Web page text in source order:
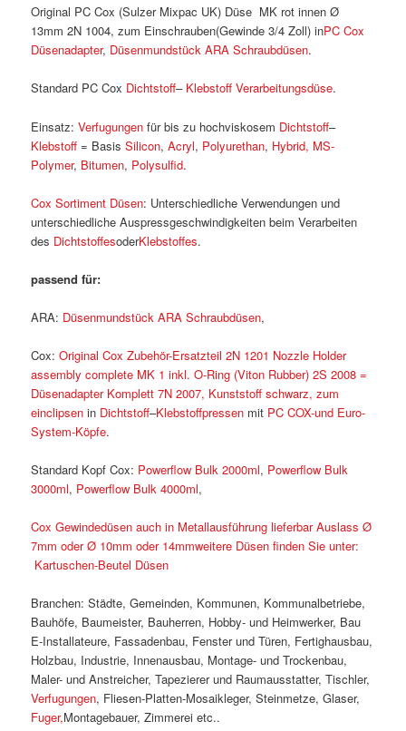
Original PC Cox (Sulzer Mixpac UK) Düse MK rot innen Ø
13mm 2N 1004, zum Einschrauben(Gewinde 3/4 Zoll) inPC Cox
Düsenadapter, Düsenmundstück ARA Schraubdüsen.
Standard PC Cox Dichtstoff– Klebstoff Verarbeitungsdüse.
Einsatz:Verfugungen für bis zu hochviskosem Dichtstoff–
Klebstoff = BasisSilicon,Acryl, Polyurethan, Hybrid, MS-
Polymer, Bitumen, Polysulfid.
Cox Sortiment Düsen: Unterschiedliche Verwendungen und
unterschiedliche Auspressgeschwindigkeiten beim Verarbeiten
des DichtstoffesoderKlebstoffes.
passend für:
ARA: Düsenmundstück ARA Schraubdüsen,
Cox:Original Cox Zubehör-Ersatzteil 2N 1201 Nozzle Holder
assembly complete MK 1 inkl. O-Ring (Viton Rubber) 2S 2008 =
Düsenadapter Komplett 7N 2007, Kunststoff schwarz, zum
einclipsen in Dichtstoff–Klebstoffpressen mit PC COX-und Euro-
System-Köpfe.
Standard Kopf Cox: Powerflow Bulk 2000ml, Powerflow Bulk
3000ml, Powerflow Bulk 4000ml,
Cox Gewindedüsen auch in Metallausführung lieferbar Auslass Ø
7mm oder Ø 10mm oder 14mmweitere Düsen finden Sie unter:
Kartuschen-Beutel Düsen
Branchen: Städte, Gemeinden, Kommunen, Kommunalbetriebe,
Bauhöfe, Baumeister, Bauherren, Hobby- und Heimwerker, Bau
E-Installateure, Fassadenbau, Fenster und Türen, Fertighausbau,
Holzbau, Industrie, Innenausbau, Montage- und Trockenbau,
Maler- und Anstreicher, Tapezierer und Raumausstatter, Tischler,
Verfugungen, Fliesen-Platten-Mosaikleger, Steinmetze, Glaser,
Fuger,Montagebauer, Zimmerei etc..